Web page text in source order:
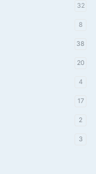
32
8
38
20
4
17
2
3